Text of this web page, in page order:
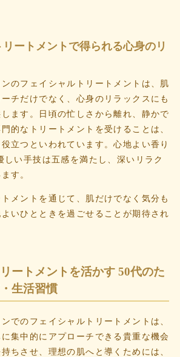
ートメントで得られる心身のリ
のフェイシャルトリートメントは、肌
チだけでなく、心身のリラックスにも
ます。日頃の忙しさから離れ、静かで
的なトリートメントを受けることは、
立つといわれています。心地よい香り
しい手技は五感を満たし、深いリラク
す。
メントを通じて、肌だけでなく気分も
いひとときを過ごせることが期待され
ートメントを活かす 50代のた
生活習慣
でのフェイシャルトリートメントは、
集中的にアプローチできる貴重な機会
ちさせ、理想の肌へと導くためには、